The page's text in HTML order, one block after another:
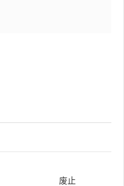
废止